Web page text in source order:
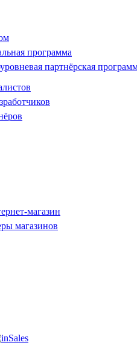
программа
партнёрская
магазин
магазинов